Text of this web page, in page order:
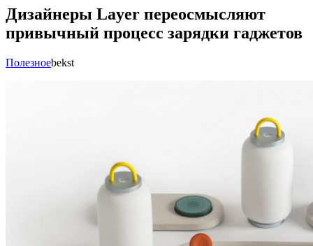
Дизайнеры Layer переосмысляют
привычный процесс зарядки гаджетов
Полезноеbekst